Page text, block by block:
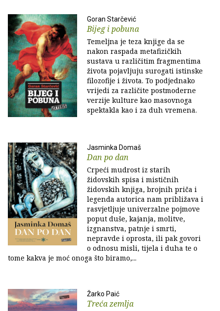
Goran Starčević
Bijeg i pobuna
Temeljna je teza knjige da se
nakon raspada metafizičkih
sustava u različitim fragmentima
života pojavljuju surogati istinske
filozofije i života. To podjednako
vrijedi za različite postmoderne
verzije kulture kao masovnoga
spektakla kao i za duh vremena.
Jasminka Domaš
Dan po dan
Crpeći mudrost iz starih
židovskih spisa i mističnih
židovskih knjiga, brojnih priča i
legenda autorica nam približava i
rasvjetljuje univerzalne pojmove
poput duše, kajanja, molitve,
izgnanstva, patnje i smrti,
nepravde i oprosta, ili pak govori
o odnosu misli, tijela i duha te o
tome kakva je moć onoga što biramo,...
Žarko Paić
Treća zemlja